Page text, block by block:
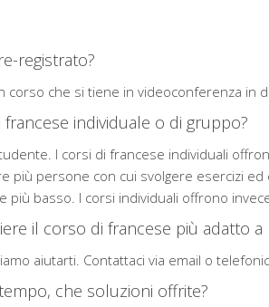
registrato?
corso che si tiene in videoconferenza in
individuale o di gruppo?
I corsi di francese individuali
più persone con cui svolgere esercizi
più basso. I corsi individuali offrono
il corso di francese più adatto a
aiutarti. Contattaci via email o
che soluzioni offrite?